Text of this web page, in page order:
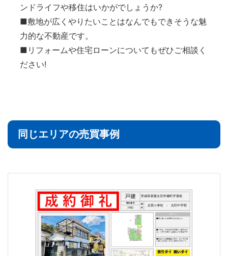
ンドライフや移住はいかがでしょうか?
■敷地が広くやりたいことはなんでもできそうな魅
力的な不動産です。
■リフォームや住宅ローンについてもぜひご相談く
ださい!
同じエリアの売買事例